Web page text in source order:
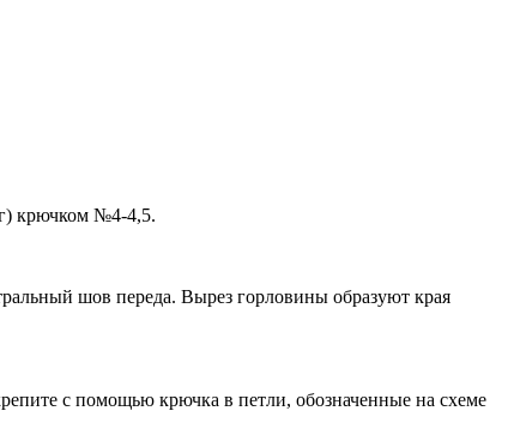
крючком №4-4,5.
шов переда. Вырез горловины образуют края
с помощью крючка в петли, обозначенные на схеме